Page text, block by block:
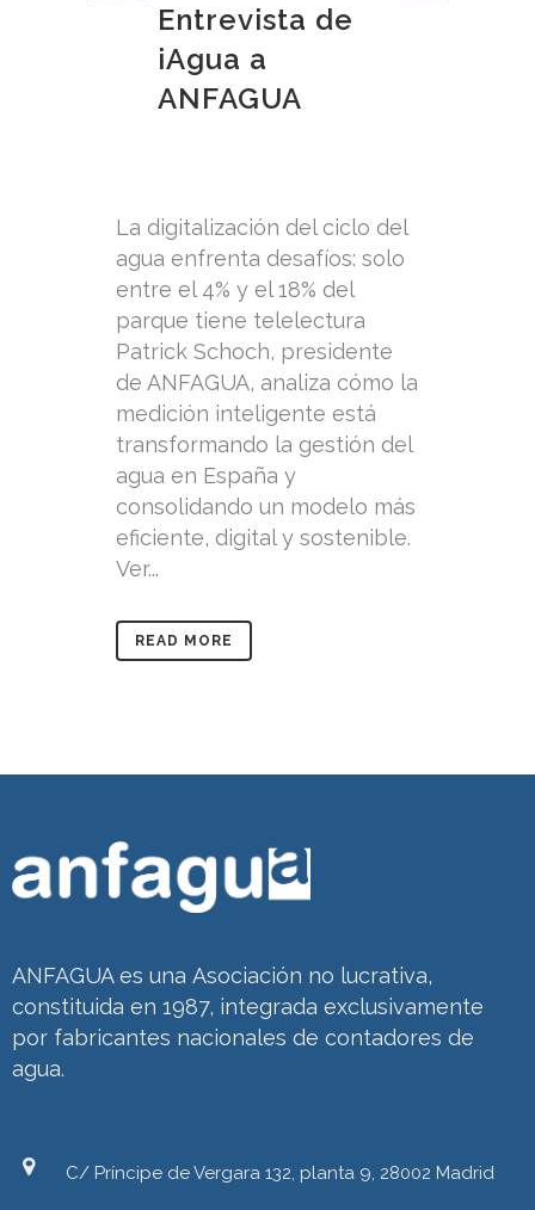
Entrevista de
iAgua a
ANFAGUA
La digitalización del ciclo del
agua enfrenta desafíos: solo
entre el 4% y el 18% del
parque tiene telelectura
Patrick Schoch, presidente
de ANFAGUA, analiza cómo la
medición inteligente está
transformando la gestión del
agua en España y
consolidando un modelo más
eficiente, digital y sostenible.
Ver...
READ MORE
ANFAGUA es una Asociación no lucrativa,
constituida en 1987, integrada exclusivamente
por fabricantes nacionales de contadores de
agua.
C/ Príncipe de Vergara 132, planta 9, 28002 Madrid